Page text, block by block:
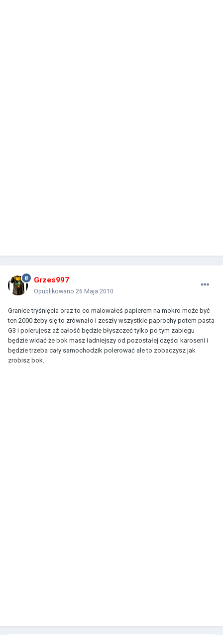
Grzes997
Opublikowano 26 Maja 2010
Granice tryśnięcia oraz to co malowałeś papierem na mokro może być
ten 2000 żeby się to zrównało i zeszły wszystkie paprochy potem pasta
G3 i polerujesz aż całość będzie błyszczeć tylko po tym zabiegu
będzie widać że bok masz ładniejszy od pozostałej części karoserii i
będzie trzeba cały samochodzik polerować ale to zobaczysz jak
zrobisz bok.